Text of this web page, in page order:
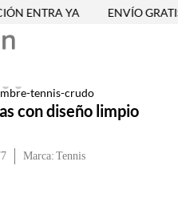
ENTRA YA ENVÍO
con diseño limpio
Tennis